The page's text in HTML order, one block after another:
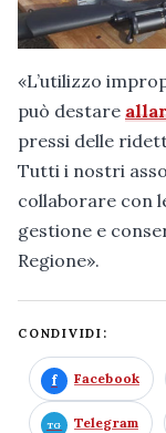
«L’utilizzo
può destare
pressi delle
Tutti i nostri
collaborare con
gestione e
Regione».
CONDIVIDI:
Facebook
Telegram